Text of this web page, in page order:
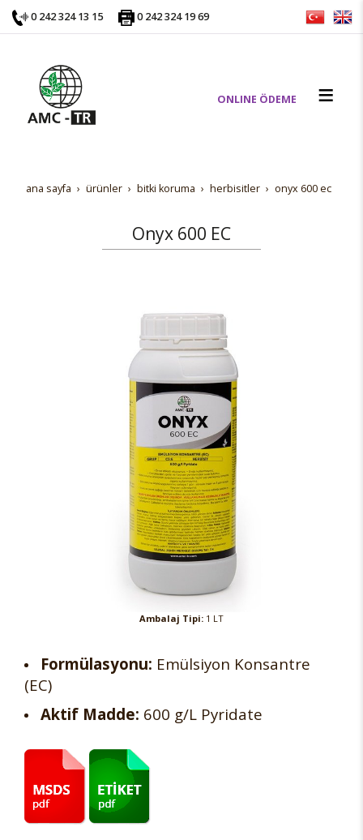
0 242 324 13 15 0 242 324 19 69
ONLINE ÖDEME
ana sayfa ürünler bi̇tki̇ koruma herbi̇si̇tler onyx 600 ec
Onyx 600 EC
Ambalaj Tipi: 1 LT
Formülasyonu: Emülsiyon Konsantre
(EC)
Aktif Madde: 600 g/L Pyridate